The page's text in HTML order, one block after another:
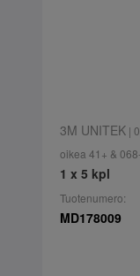
3M UNITEK|
oikea 41+ &
1 x 5 kpl
Tuotenumero:
MD178009